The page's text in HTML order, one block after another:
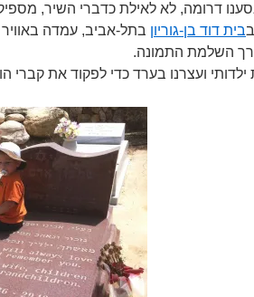
דרומה, לא לאילת כדברי השיר,
בית דוד בן-גוריון בתל-אביב, עמדה
השלמת התמונה.
ילדותי ועצרנו בערד כדי לפקוד את קברי